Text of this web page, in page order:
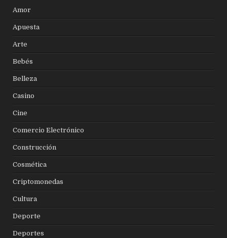
Amor
Apuesta
Arte
Bebés
Belleza
Casino
Cine
Comercio Electrónico
Construcción
Cosmética
Criptomonedas
Cultura
Deporte
Deportes